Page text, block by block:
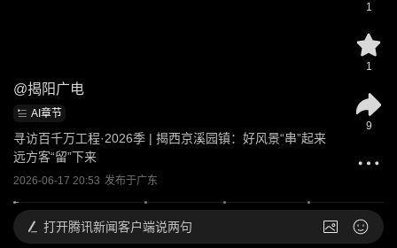
@揭阳广电
AI章节
寻访百千万工程·2026季 | 揭西京溪园镇：好风景“串”起来
远方客“留”下来
2026-06-17 20:53 发布于广东
1
1
9
打开腾讯新闻客户端说两句